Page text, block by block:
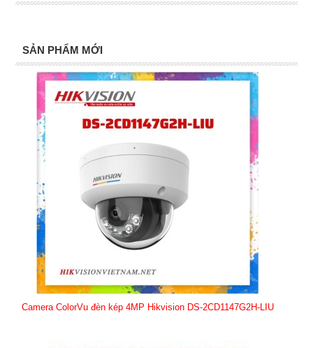
SẢN PHẨM MỚI
Camera ColorVu đèn kép 4MP Hikvision DS-2CD1147G2H-LIU